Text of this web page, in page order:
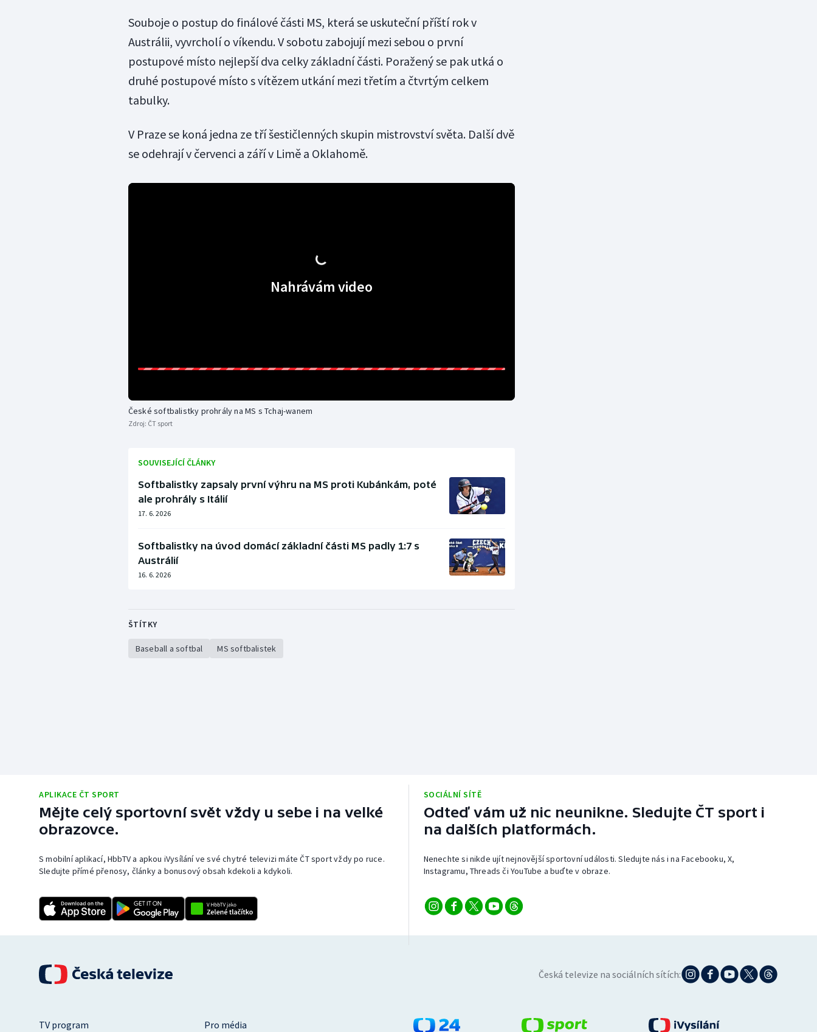
Souboje o postup do finálové části MS, která se uskuteční příští rok v
Austrálii, vyvrcholí o víkendu. V sobotu zabojují mezi sebou o první
postupové místo nejlepší dva celky základní části. Poražený se pak utká o
druhé postupové místo s vítězem utkání mezi třetím a čtvrtým celkem
tabulky.
V Praze se koná jedna ze tří šestičlenných skupin mistrovství světa. Další dvě
se odehrají v červenci a září v Limě a Oklahomě.
Nahrávám video
České softbalistky prohrály na MS s Tchaj-wanem
Zdroj: ČT sport
SOUVISEJÍCÍ ČLÁNKY
Softbalistky zapsaly první výhru na MS proti Kubánkám, poté
ale prohrály s Itálií
17. 6. 2026
Softbalistky na úvod domácí základní části MS padly 1:7 s
Austrálií
16. 6. 2026
ŠTÍTKY
Baseball a softbal MS softbalistek
APLIKACE ČT SPORT
Mějte celý sportovní svět vždy u sebe i na velké
obrazovce.
S mobilní aplikací, HbbTV a apkou iVysílání ve své chytré televizi máte ČT sport vždy po ruce.
Sledujte přímé přenosy, články a bonusový obsah kdekoli a kdykoli.
SOCIÁLNÍ SÍTĚ
Odteď vám už nic neunikne. Sledujte ČT sport i
na dalších platformách.
Nenechte si nikde ujít nejnovější sportovní události. Sledujte nás i na Facebooku, X,
Instagramu, Threads či YouTube a buďte v obraze.
Česká televize na sociálních sítích:
TV program
Pro média